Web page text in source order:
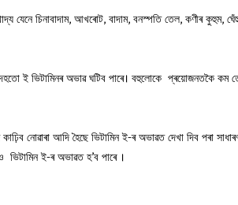
যেনে চিনাবাদাম, আখৰোট, বাদাম, বনস্পতি তেল, কণীৰ কুহুম,
ই ভিটামিনৰ অভাৱ ঘটিব পাৰে। বহুলোকে প্ৰয়োজনতকৈ
নোৱাৰা আদি হৈছে ভিটামিন ই-ৰ অভাৱত দেখা দিব পৰা
ভিটামিন ই-ৰ অভাৱত হ’ব পাৰে ।